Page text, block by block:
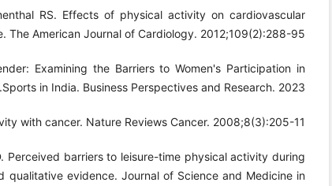
RS. Effects of physical activity on cardiovascular
The American Journal of Cardiology. 2012;109(2):288-95.
Examining the Barriers to Women's Participation in
Sports in India. Business Perspectives and Research. 2023.
with cancer. Nature Reviews Cancer. 2008;8(3):205-11.
Perceived barriers to leisure-time physical activity during
evidence. Journal of Science and Medicine in